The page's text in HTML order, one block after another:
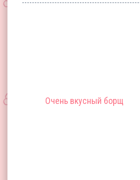
Очень вкусный борщ